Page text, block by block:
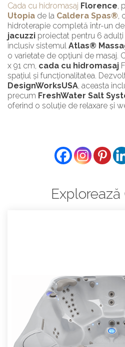
Cada cu hidromasaj Florence,
Utopia de la Caldera Spas®,
hidroterapie completă într-un
jacuzzi proiectat pentru 6
inclusiv sistemul Atlas®
o varietate de opțiuni de masaj.
x 91 cm, cada cu hidromasaj
spațiul și funcționalitatea.
DesignWorksUSA, aceasta
precum FreshWater Salt
oferind o soluție de relaxare și